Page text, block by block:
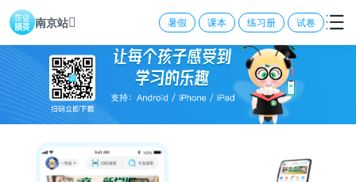
南京站 暑假 课本 练习册 试卷